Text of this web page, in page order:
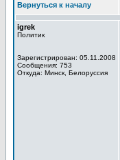
Вернуться к началу
igrek
Политик
Зарегистрирован: 05.11.2008
Сообщения: 753
Откуда: Минск, Белоруссия